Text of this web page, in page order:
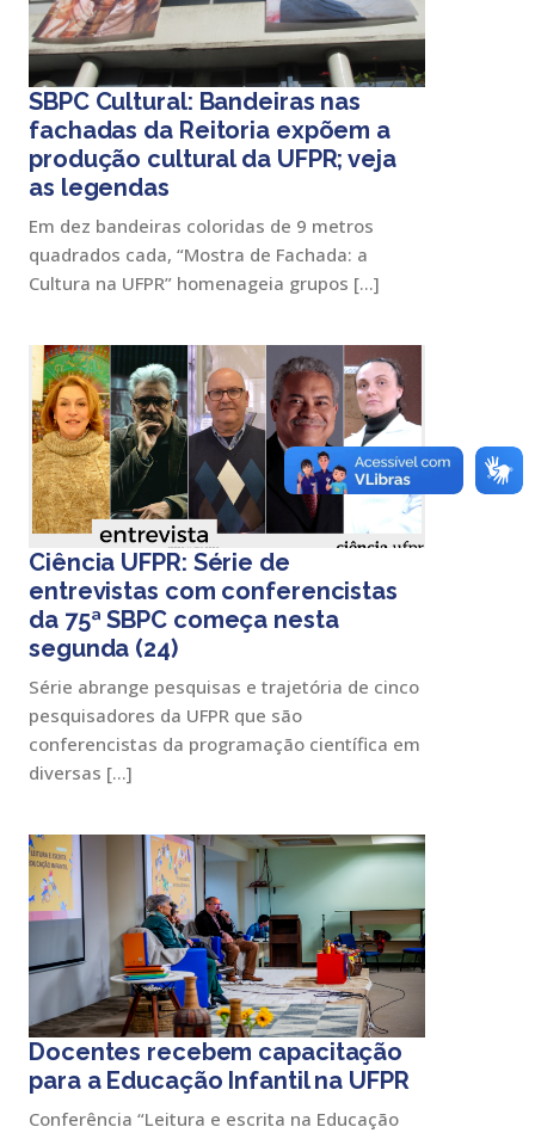
SBPC Cultural: Bandeiras nas
fachadas da Reitoria expõem a
produção cultural da UFPR; veja
as legendas
Em dez bandeiras coloridas de 9 metros
quadrados cada, “Mostra de Fachada: a
Cultura na UFPR” homenageia grupos […]
Ciência UFPR: Série de
entrevistas com conferencistas
da 75ª SBPC começa nesta
segunda (24)
Série abrange pesquisas e trajetória de cinco
pesquisadores da UFPR que são
conferencistas da programação científica em
diversas […]
Docentes recebem capacitação
para a Educação Infantil na UFPR
Conferência “Leitura e escrita na Educação